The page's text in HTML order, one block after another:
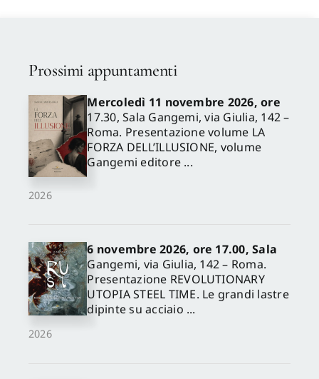
Prossimi appuntamenti
2026
Mercoledì 11 novembre 2026, ore
17.30, Sala Gangemi, via Giulia, 142 –
Roma. Presentazione volume LA
FORZA DELL’ILLUSIONE, volume
Gangemi editore ...
2026
6 novembre 2026, ore 17.00, Sala
Gangemi, via Giulia, 142 – Roma.
Presentazione REVOLUTIONARY
UTOPIA STEEL TIME. Le grandi lastre
dipinte su acciaio ...